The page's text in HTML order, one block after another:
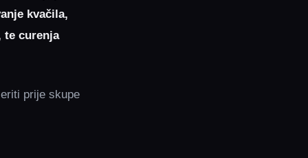
kvačila,
te curenja
prije skupe